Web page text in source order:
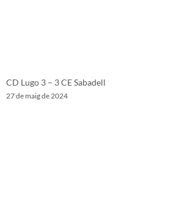
CD Lugo 3 – 3 CE Sabadell
27 de maig de 2024